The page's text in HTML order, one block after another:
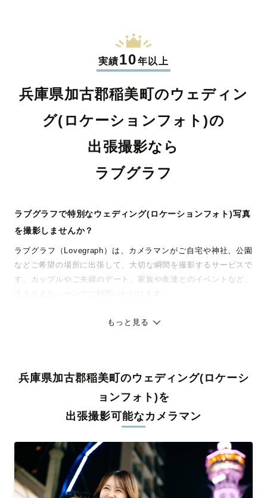
実績10年以上
兵庫県加古郡稲美町のウェディン
グ(ロケーションフォト)の
出張撮影なら
ラブグラフ
ラブグラフで特別なウェディング(ロケーションフォト)写真
を撮影しませんか？
ラブグラフ（Lovegraph）は、カメラマンがご自宅や神社、公園
などご希望の場所に出張して、大切な瞬間を撮影するサービスで
す。カップルやご夫婦のデート、家族や友達とのイベントなど、
ありのままの空気感を大切に、何十年経っても見返したくなるよ
料金は全国どこでも一律。わかりやすく安心の価格設定です。オ
リジナルの研修と厳正な審査に合格し、撮影技術やホスピタリテ
ィを身につけたプロのカメラマンが全国47都道府県に在籍してい
ます。創業10年のノウハウを活かし、思い出に残る素敵な撮影体
丁寧なレタッチで思い出を美しく仕上げます
撮影後は、独自の編集技術で写真の明るさや色合いを丁寧に調
整。自然な雰囲気を残しつつも、おしゃれで洗練された仕上がり
もっと見る
兵庫県加古郡稲美町のウェディング(ロケーシ
ョンフォト)を
出張撮影可能なカメラマン